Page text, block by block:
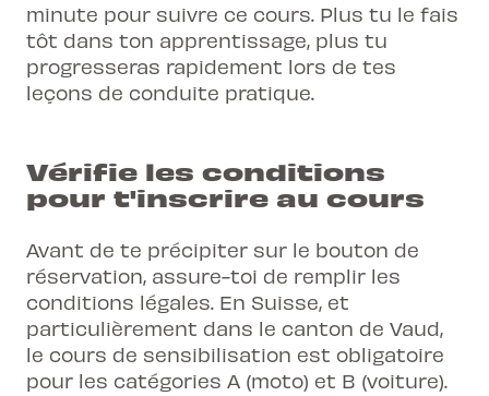
minute pour suivre ce cours. Plus tu le fais
tôt dans ton apprentissage, plus tu
progresseras rapidement lors de tes
leçons de conduite pratique.
Vérifie les conditions
pour t'inscrire au cours
Avant de te précipiter sur le bouton de
réservation, assure-toi de remplir les
conditions légales. En Suisse, et
particulièrement dans le canton de Vaud,
le cours de sensibilisation est obligatoire
pour les catégories A (moto) et B (voiture).